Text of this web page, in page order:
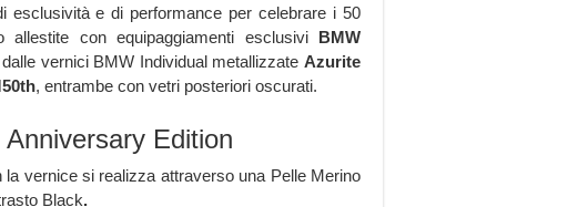
esclusività e di performance per celebrare i 50
con equipaggiamenti esclusivi BMW
vernici BMW Individual metallizzate Azurite
, entrambe con vetri posteriori oscurati.
Edition
vernice si realizza attraverso una Pelle Merino
Black.